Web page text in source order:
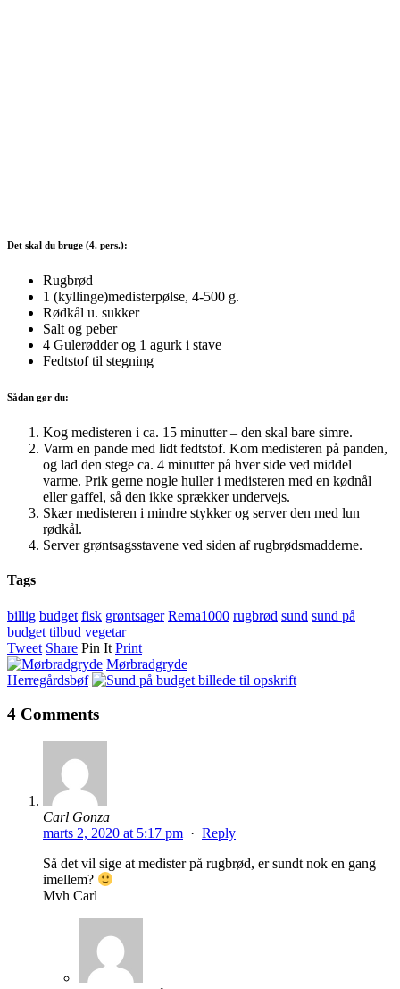
Det skal du bruge (4. pers.):
Rugbrød
1 (kyllinge)medisterpølse, 4-500 g.
Rødkål u. sukker
Salt og peber
4 Gulerødder og 1 agurk i stave
Fedtstof til stegning
Sådan gør du:
Kog medisteren i ca. 15 minutter – den skal bare simre.
Varm en pande med lidt fedtstof. Kom medisteren på panden,
og lad den stege ca. 4 minutter på hver side ved middel
varme. Prik gerne nogle huller i medisteren med en kødnål
eller gaffel, så den ikke sprækker undervejs.
Skær medisteren i mindre stykker og server den med lun
rødkål.
Server grøntsagsstavene ved siden af rugbrødsmadderne.
Tags
billig budget fisk grøntsager Rema1000 rugbrød sund sund på
budget tilbud vegetar
Tweet Share Pin It Print
Mørbradgryde
Herregårdsbøf
4 Comments
Carl Gonza
marts 2, 2020 at 5:17 pm · Reply
Så det vil sige at medister på rugbrød, er sundt nok en gang
imellem?
Mvh Carl